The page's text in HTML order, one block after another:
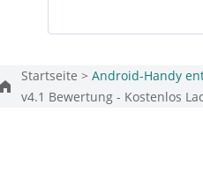
Startseite > Android-Handy
v4.1 Bewertung - Kostenlos